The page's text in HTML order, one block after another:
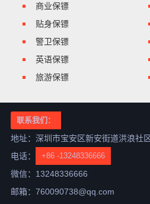
商业保镖
贴身保镖
警卫保镖
英语保镖
旅游保镖
游艇保镖
押运保镖
联系我们：
地址：深圳市宝安区新安街道洪浪社
电话：
+86 -13248336666
微信：13248336666
邮箱：760090738@qq.com